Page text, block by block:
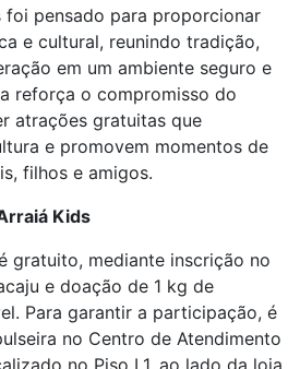
foi pensado para proporcionar
e cultural, reunindo tradição,
em um ambiente seguro e
reforça o compromisso do
atrações gratuitas que
e promovem momentos de
filhos e amigos.
Kids
gratuito, mediante inscrição no
e doação de 1 kg de
Para garantir a participação, é
no Centro de Atendimento
no Piso L1, ao lado da loja